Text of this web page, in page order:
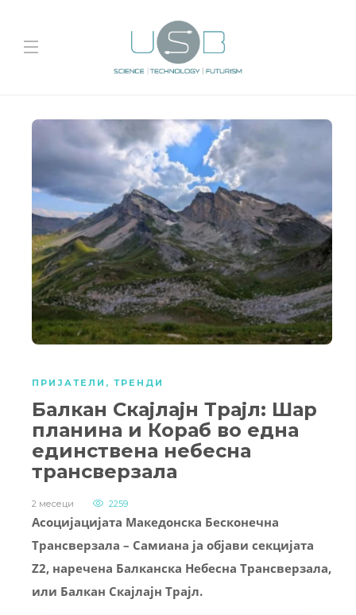
ПРИЈАТЕЛИ , ТРЕНДИ
Балкан Скајлајн Трајл: Шар
планина и Кораб во една
единствена небесна
трансверзалa
2 месеци 2259
Асоцијацијата Македонска Бесконечна
Трансверзала – Самиана ја објави секцијата
Z2, наречена Балканска Небесна Трансверзала,
или Балкан Скајлајн Трајл.